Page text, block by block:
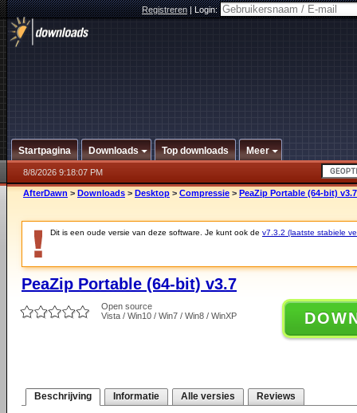
Registreren|Login:
Startpagina Downloads Top downloads Meer
8/8/2026 9:18:07 PM
AfterDawn > Downloads > Desktop > Compressie > PeaZip Portable (64-bit) v3.7
Dit is een oude versie van deze software. Je kunt ook de v7.3.2 (laatste stabiele
PeaZip Portable (64-bit) v3.7
Open source
Vista / Win10 / Win7 / Win8 / WinXP
Beschrijving Informatie Alle versies Reviews